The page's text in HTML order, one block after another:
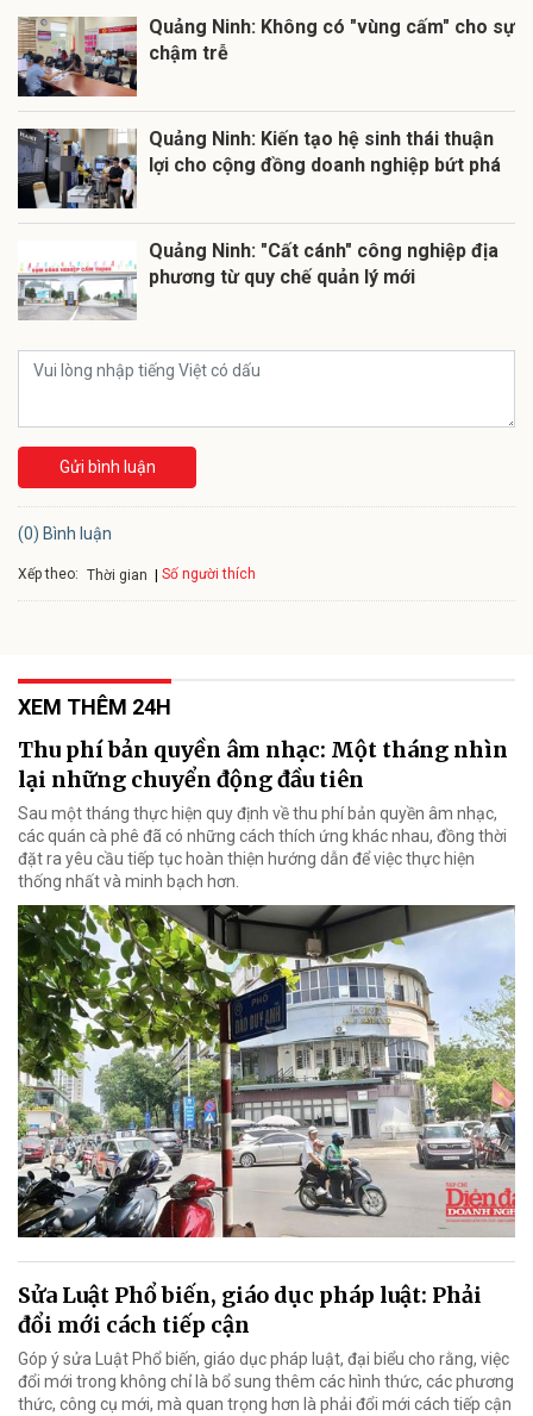
Quảng Ninh: Không có "vùng cấm" cho sự
chậm trễ
Quảng Ninh: Kiến tạo hệ sinh thái thuận
lợi cho cộng đồng doanh nghiệp bứt phá
Quảng Ninh: "Cất cánh" công nghiệp địa
phương từ quy chế quản lý mới
Gửi bình luận
(0) Bình luận
Xếp theo: Thời gian Số người thích
XEM THÊM 24H
Thu phí bản quyền âm nhạc: Một tháng nhìn
lại những chuyển động đầu tiên
Sau một tháng thực hiện quy định về thu phí bản quyền âm nhạc,
các quán cà phê đã có những cách thích ứng khác nhau, đồng thời
đặt ra yêu cầu tiếp tục hoàn thiện hướng dẫn để việc thực hiện
thống nhất và minh bạch hơn.
Sửa Luật Phổ biến, giáo dục pháp luật: Phải
đổi mới cách tiếp cận
Góp ý sửa Luật Phổ biến, giáo dục pháp luật, đại biểu cho rằng, việc
đổi mới trong không chỉ là bổ sung thêm các hình thức, các phương
thức, công cụ mới, mà quan trọng hơn là phải đổi mới cách tiếp cận